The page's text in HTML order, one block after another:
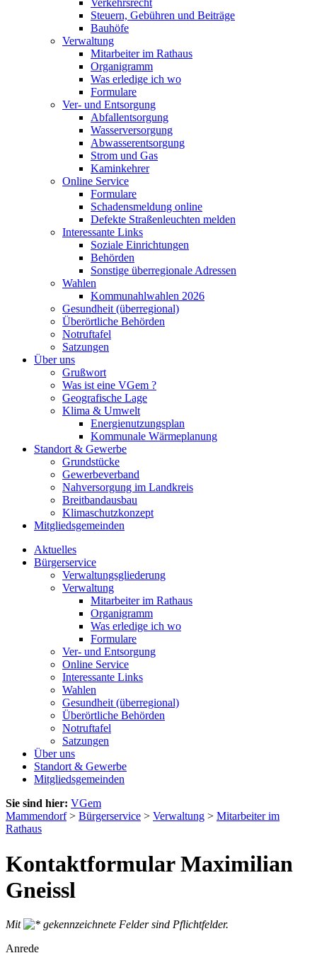
Verkehrsrecht
Steuern, Gebühren und Beiträge
Bauhöfe
Verwaltung
Mitarbeiter im Rathaus
Organigramm
Was erledige ich wo
Formulare
Ver- und Entsorgung
Abfallentsorgung
Wasserversorgung
Abwasserentsorgung
Strom und Gas
Kaminkehrer
Online Service
Formulare
Schadensmeldung online
Defekte Straßenleuchten melden
Interessante Links
Soziale Einrichtungen
Behörden
Sonstige überregionale Adressen
Wahlen
Kommunahlwahlen 2026
Gesundheit (überregional)
Überörtliche Behörden
Notruftafel
Satzungen
Über uns
Grußwort
Was ist eine VGem ?
Geografische Lage
Klima & Umwelt
Energienutzungsplan
Kommunale Wärmeplanung
Standort & Gewerbe
Grundstücke
Gewerbeverband
Nahversorgung im Landkreis
Breitbandausbau
Klimaschutzkonzept
Mitgliedsgemeinden
Aktuelles
Bürgerservice
Verwaltungsgliederung
Verwaltung
Mitarbeiter im Rathaus
Organigramm
Was erledige ich wo
Formulare
Ver- und Entsorgung
Online Service
Interessante Links
Wahlen
Gesundheit (überregional)
Überörtliche Behörden
Notruftafel
Satzungen
Über uns
Standort & Gewerbe
Mitgliedsgemeinden
Sie sind hier: VGem
Mammendorf> Bürgerservice > Verwaltung > Mitarbeiter im
Rathaus
Kontaktformular Maximilian
Gneissl
Mit
gekennzeichnete Felder sind Pflichtfelder.
Anrede